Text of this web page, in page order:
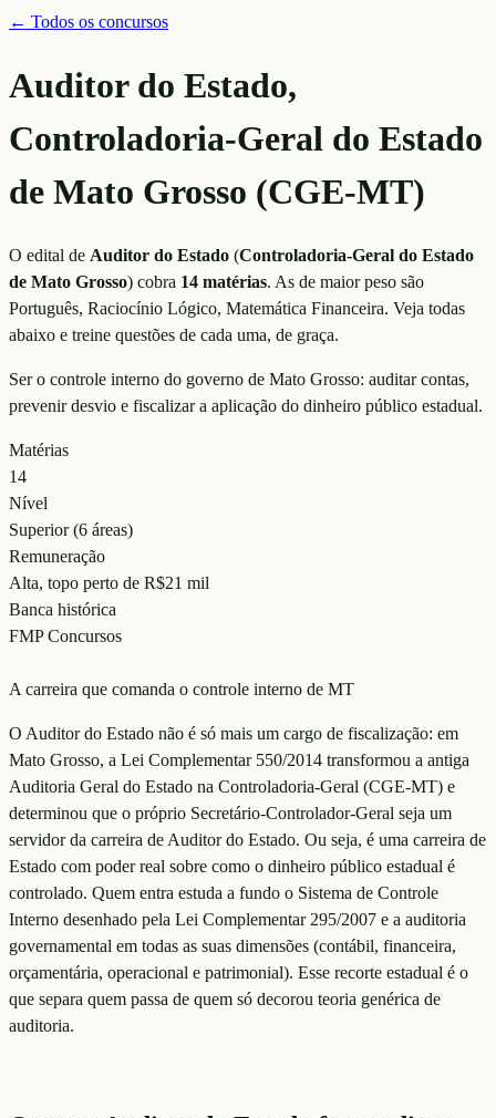
← Todos os concursos
Auditor do Estado,
Controladoria-Geral do Estado
de Mato Grosso (CGE-MT)
O edital de Auditor do Estado (Controladoria-Geral do Estado
de Mato Grosso) cobra 14 matérias. As de maior peso são
Português, Raciocínio Lógico, Matemática Financeira. Veja todas
abaixo e treine questões de cada uma, de graça.
Ser o controle interno do governo de Mato Grosso: auditar contas,
prevenir desvio e fiscalizar a aplicação do dinheiro público estadual.
Matérias
14
Nível
Superior (6 áreas)
Remuneração
Alta, topo perto de R$21 mil
Banca histórica
FMP Concursos
A carreira que comanda o controle interno de MT
O Auditor do Estado não é só mais um cargo de fiscalização: em
Mato Grosso, a Lei Complementar 550/2014 transformou a antiga
Auditoria Geral do Estado na Controladoria-Geral (CGE-MT) e
determinou que o próprio Secretário-Controlador-Geral seja um
servidor da carreira de Auditor do Estado. Ou seja, é uma carreira de
Estado com poder real sobre como o dinheiro público estadual é
controlado. Quem entra estuda a fundo o Sistema de Controle
Interno desenhado pela Lei Complementar 295/2007 e a auditoria
governamental em todas as suas dimensões (contábil, financeira,
orçamentária, operacional e patrimonial). Esse recorte estadual é o
que separa quem passa de quem só decorou teoria genérica de
auditoria.